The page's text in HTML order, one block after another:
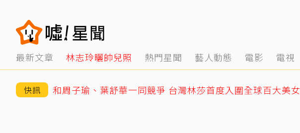
最新文章 林志玲曬帥兒照 熱門星聞 藝人動態 電影 電視
快訊 和周子瑜、葉舒華一同競爭 台灣林莎首度入圍全球百大美女